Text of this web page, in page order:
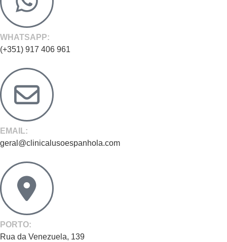
WHATSAPP:
(+351) 917 406 961
EMAIL:
geral@clinicalusoespanhola.com
PORTO:
Rua da Venezuela, 139